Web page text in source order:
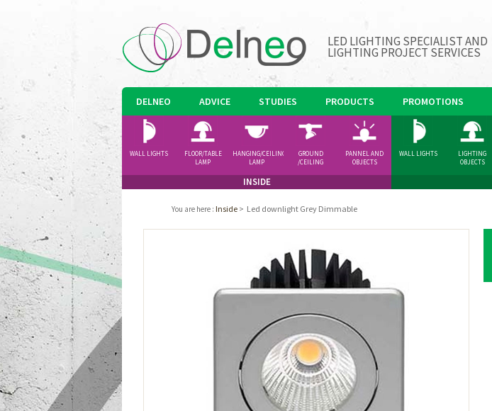
LED LIGHTING SPECIALIST AND
LIGHTING PROJECT SERVICES
DELNEO ADVICE STUDIES PRODUCTS PROMOTIONS
INSIDE
WALL LIGHTS
FLOOR/TABLE
LAMP
HANGING/CEILING
LAMP
GROUND
/CEILING
PANNEL AND
OBJECTS
WALL LIGHTS
LIGHTING
OBJECTS
You are here : Inside > Led downlight Grey Dimmable